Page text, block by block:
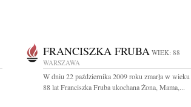
FRANCISZKA FRUBA WIEK: 88
WARSZAWA
W dniu 22 października 2009 roku zmarła w wieku
88 lat Franciszka Fruba ukochana Żona, Mama,...